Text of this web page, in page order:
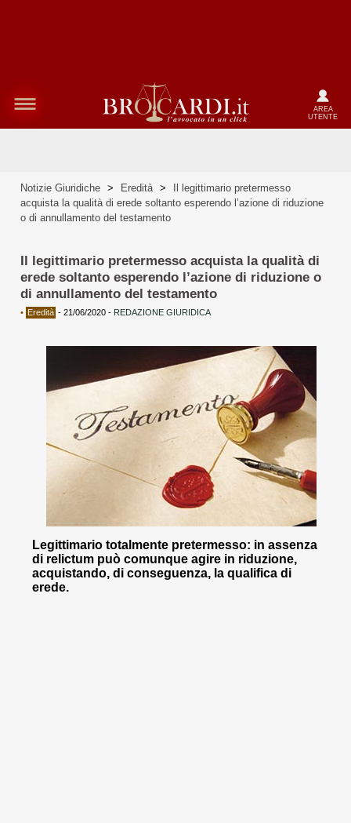
AREA
UTENTE
Notizie Giuridiche > Eredità >
Il legittimario pretermesso
acquista la qualità di erede soltanto esperendo l’azione di riduzione
o di annullamento del testamento
Il legittimario pretermesso acquista la qualità di
erede soltanto esperendo l’azione di riduzione o
di annullamento del testamento
• Eredità - 21/06/2020 - REDAZIONE GIURIDICA
Legittimario totalmente pretermesso: in assenza
di relictum può comunque agire in riduzione,
acquistando, di conseguenza, la qualifica di
erede.